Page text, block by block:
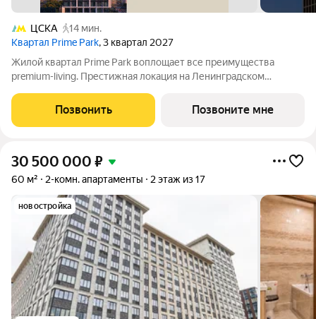
ЦСКА
14 мин.
Квартал Prime Park, 3 квартал 2027
Жилой квартал Prime Park воплощает все преимущества
premium-living. Престижная локация на Ленинградском
и Белой площади, - 20 мин. до аэропорта «Шереметьево» или
«Москва-Сити», - 4 парка
Позвонить Позвоните мне
30 500 000 ₽
60 м² 2-комн. апартаменты 2 этаж из 17
новостройка